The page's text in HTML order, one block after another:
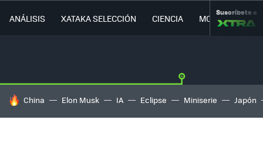
ANÁLISIS XATAKA SELECCIÓN CIENCIA MOVILIDAD
Suscríbete a
HOY SE HABLA DE
China Elon Musk IA Eclipse Miniserie Japón